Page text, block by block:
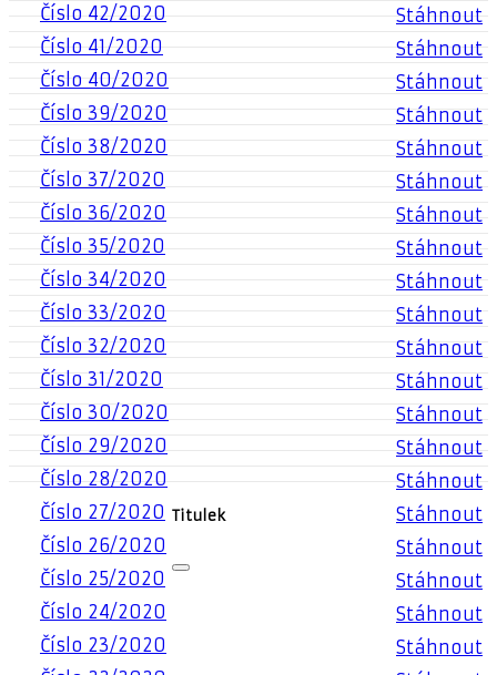
Číslo 42/2020
Stáhnout
Číslo 41/2020
Stáhnout
Číslo 40/2020
Stáhnout
Číslo 39/2020
Stáhnout
Číslo 38/2020
Stáhnout
Číslo 37/2020
Stáhnout
Číslo 36/2020
Stáhnout
Číslo 35/2020
Stáhnout
Číslo 34/2020
Stáhnout
Číslo 33/2020
Stáhnout
Číslo 32/2020
Stáhnout
Číslo 31/2020
Stáhnout
Číslo 30/2020
Stáhnout
Číslo 29/2020
Stáhnout
Číslo 28/2020
Stáhnout
Číslo 27/2020
Stáhnout
Číslo 26/2020
Stáhnout
Číslo 25/2020
Stáhnout
Číslo 24/2020
Stáhnout
Číslo 23/2020
Stáhnout
Titulek